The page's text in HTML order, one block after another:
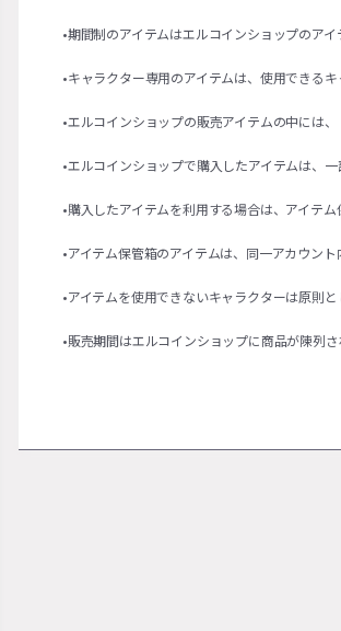
•期間制のアイテムはエルコインショップのア
•キャラクター専用のアイテムは、使用できる
•エルコインショップの販売アイテムの中には
•エルコインショップで購入したアイテムは、
•購入したアイテムを利用する場合は、アイテ
•アイテム保管箱のアイテムは、同一アカウン
•アイテムを使用できないキャラクターは原則
•販売期間はエルコインショップに商品が陳列